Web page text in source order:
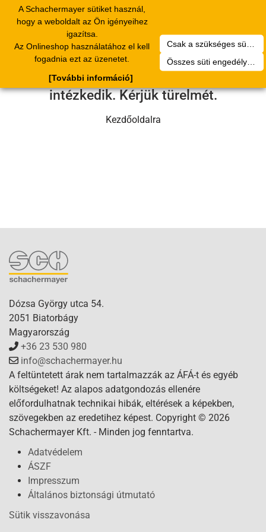
A Schachermayer sütiket használ,
hogy a weboldalt az Ön igényeihez
igazítsa.
Az Onlineshop használatához el kell
fogadnia ezt az üzenetet.
Összes süti engedélyezése
[További információ]
navigation
Sajnos technikai hiba történt.
Szervizcsapatunk hamarosan
intézkedik. Kérjük türelmét.
Kezdőoldalra
Dózsa György utca 54.
2051 Biatorbágy
Magyarország
+36 23 530 980
info@schachermayer.hu
A feltüntetett árak nem tartalmazzák az ÁFÁ-t és egyéb
költségeket! Az alapos adatgondozás ellenére
előfordulhatnak technikai hibák, eltérések a képekben,
szövegekben az eredetihez képest. Copyright © 2026
Schachermayer Kft. - Minden jog fenntartva.
Adatvédelem
ÁSZF
Impresszum
Általános biztonsági útmutató
Sütik visszavonása